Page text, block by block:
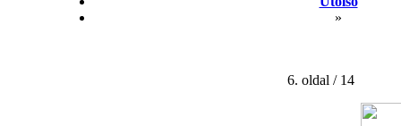
»
6. oldal / 14